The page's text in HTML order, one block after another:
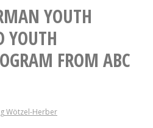
Amoris”
–
Jugendaustausch
(18-
Jahre)
YOUTH
YOUTH
FROM ABC
Wötzel-Herber